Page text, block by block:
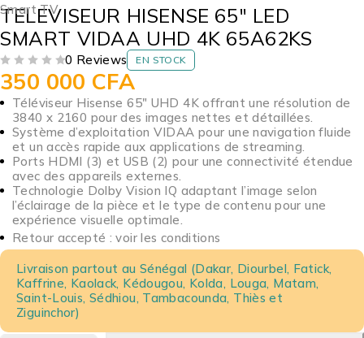
Smart TV
TELEVISEUR HISENSE 65″ LED
SMART VIDAA UHD 4K 65A62KS
0 Reviews EN STOCK
350 000 CFA
Téléviseur Hisense 65″ UHD 4K offrant une résolution de
3840 x 2160 pour des images nettes et détaillées.
Système d’exploitation VIDAA pour une navigation fluide
et un accès rapide aux applications de streaming.
Ports HDMI (3) et USB (2) pour une connectivité étendue
avec des appareils externes.
Technologie Dolby Vision IQ adaptant l’image selon
l’éclairage de la pièce et le type de contenu pour une
expérience visuelle optimale.
Retour accepté : voir les conditions
Livraison partout au Sénégal (Dakar, Diourbel, Fatick,
Kaffrine, Kaolack, Kédougou, Kolda, Louga, Matam,
Saint-Louis, Sédhiou, Tambacounda, Thiès et
Ziguinchor)